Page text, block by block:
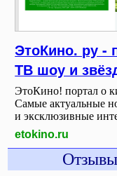
ЭтоКино. ру -
ТВ шоу и
ЭтоКино! портал о
Самые актуальные
и эксклюзивные
etokino.ru